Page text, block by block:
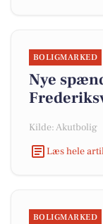
BOLIGMARKED
Nye
Kilde: Akutbolig
Læs hele
BOLIGMARKED